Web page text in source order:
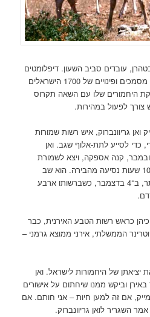
עובדים סביב השעון. דיפלומטים
ואנשי מודיעין עסוקים בהשמדת מסמכים ופינויים של 1700 הישראלים
היחמורים שלו עם השאה תקרוס
לפעול במהירות.
ואן גריוונברוק, איש רשות שמורות
כדי לסייע לתת-אלוף שגב. ואן
נחת בטהרן ב־28 בנובמבר, קנה אספקה, ויצא לשמורת
היחמורים סמוך לים הכספי, כ־10 שעות נסיעה מהבירה. הוא שב
לטהרן כחמישה ימים מאוחר יותר, ב־4 בדצמבר, כשברשותו ארבע
כראש רשות הטבע האירנית, כבר
הממשלתי, אירני ממוצא גרמני –
של היחמורות לישראל. ואן
באירן וביקש ממנו שיחתום על אישורים
אם זה למען חיות – אני חותם. אם
השגריר לואן גריוונברוק.